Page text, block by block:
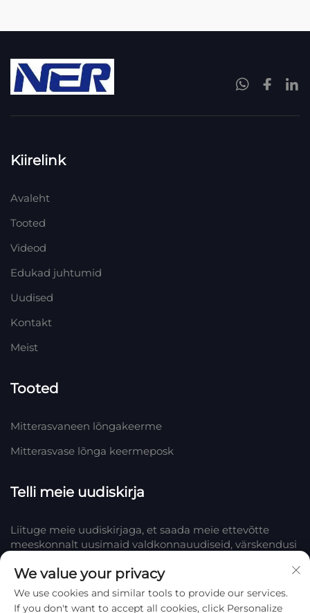
Kiirelink
Avaleht
Tooted
Videod
Edukad juhtumid
Uudised
Kontakt
Meist
Tooted
Mitterasvaneen lõngakeerme
Mitterasvase lõnga keermeposk
Telli meie uudiskirja
Liituge meie uudiskirjaga, et saada meie ettevõtte
meeskonnalt uusimaid valdkonnauudiseid, värskendusi
Telli
We value your privacy
We use cookies and similar tools to provide our services.
If you don't want to accept all cookies, click Personalize